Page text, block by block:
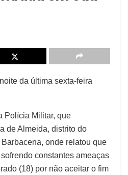
da última sexta-feira
Polícia Militar, que
de Almeida, distrito do
onde relatou que
constantes ameaças
(18) por não aceitar o fim